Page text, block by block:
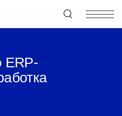
+7 (495) 967-80-80
ERP-